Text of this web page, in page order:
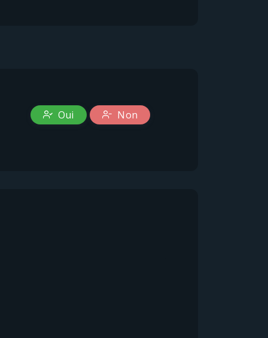
Oui Non